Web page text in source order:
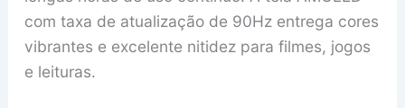
com taxa de atualização de 90Hz entrega cores
vibrantes e excelente nitidez para filmes, jogos
e leituras.